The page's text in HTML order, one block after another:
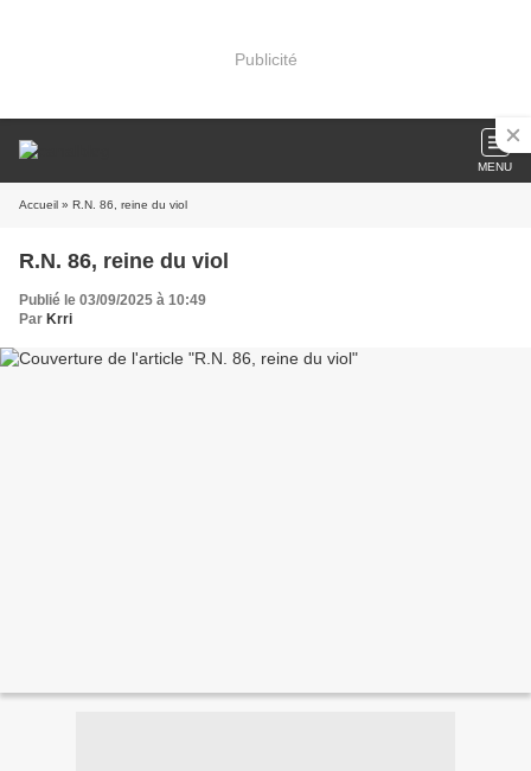
Publicité
MENU
Accueil » R.N. 86, reine du viol
R.N. 86, reine du viol
Publié le 03/09/2025 à 10:49
Par Krri